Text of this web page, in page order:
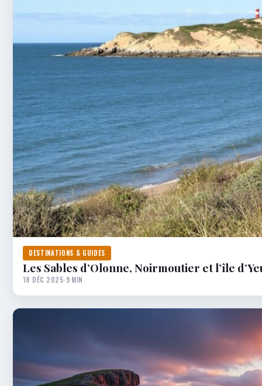
DESTINATIONS & GUIDES
Les Sables d’Olonne, Noirmoutier et l’île
18 DÉC 2025·9 MIN